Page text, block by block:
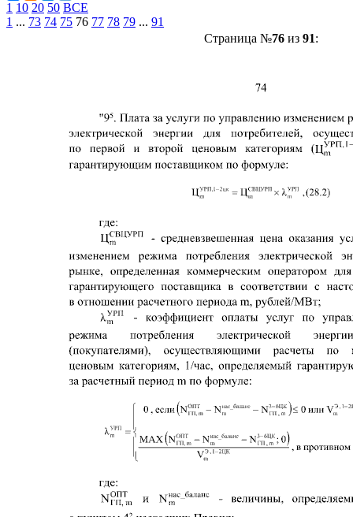
1 10 20 50 ВСЕ
1 ... 73 74 75 76 77 78 79 ... 91
Страница №76из 91: